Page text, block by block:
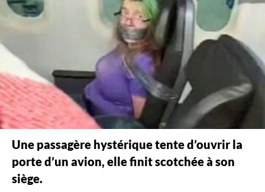
Une passagère hystérique tente d’ouvrir la
porte d’un avion, elle finit scotchée à son
siège.